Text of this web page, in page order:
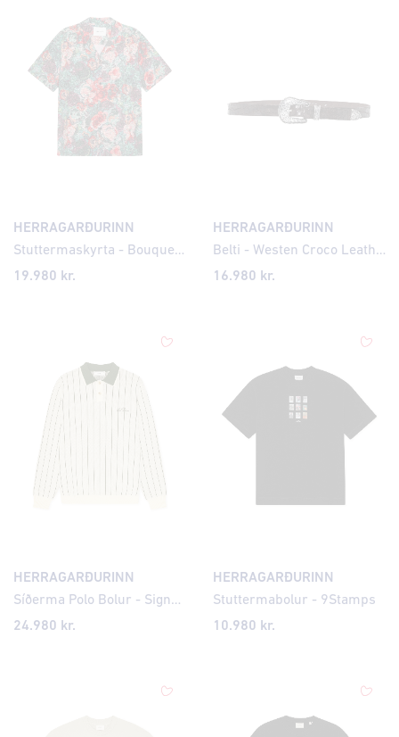
HERRAGARÐURINN
Stuttermaskyrta - Bouquet AOP
19.980 kr.
HERRAGARÐURINN
Belti - Westen Croco Leather
16.980 kr.
HERRAGARÐURINN
Síðerma Polo Bolur - Signature Knit Pinstriped
24.980 kr.
HERRAGARÐURINN
Stuttermabolur - 9Stamps
10.980 kr.